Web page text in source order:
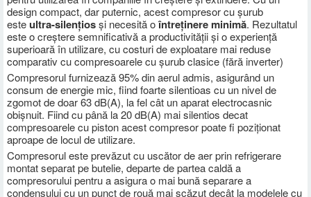
design compact, dar puternic, acest compresor cu șurub
esteultra-silențiosși necesită oîntreținere minimă. Rezultatul
este o creștere semnificativă a productivității și o experiență
superioară în utilizare, cu costuri de exploatare mai reduse
comparativ cu compresoarele cu șurub clasice (fără inverter)
Compresorul furnizează 95% din aerul admis, asigurând un
consum de energie mic, fiind foarte silentioas cu un nivel de
zgomot de doar 63 dB(A), la fel cât un aparat electrocasnic
obișnuit. Fiind cu până la 20 dB(A) mai silentios decat
compresoarele cu piston acest compresor poate fi poziționat
aproape de locul de utilizare.
Compresorul este prevăzut cu uscător de aer prin refrigerare
montat separat pe butelie, departe de partea caldă a
compresorului pentru a asigura o mai bună separare a
condensului cu un punct de rouă mai scăzut decât la modelele cu